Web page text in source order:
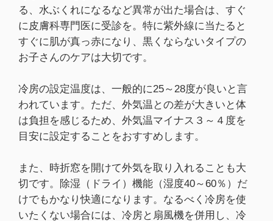
る、水ぶくれになるなど異常が出た場合は、すぐ
に皮膚科専門医に受診を。特に紫外線に当たると
すぐに肌が真っ赤になり、黒くならないタイプの
お子さんのケアは大切です。
冷房の設定温度は、一般的に25～28度が良いと言
われています。ただ、外気温との差が大きいと体
は負担を感じるため、外気温マイナス３～４度を
目安に設定することをおすすめします。
また、時折窓を開けて外気を取り入れることも大
切です。除湿（ドライ）機能（湿度40～60％）だ
けでもかなり快適になります。なるべく冷房を使
いたくない場合には、冷房と扇風機を併用し、冷